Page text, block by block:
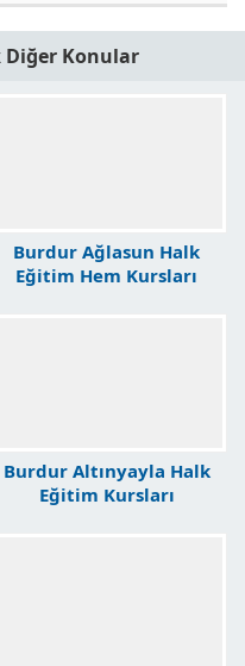
Diğer Konular
Burdur Ağlasun Halk
Eğitim Hem Kursları
Burdur Altınyayla Halk
Eğitim Kursları